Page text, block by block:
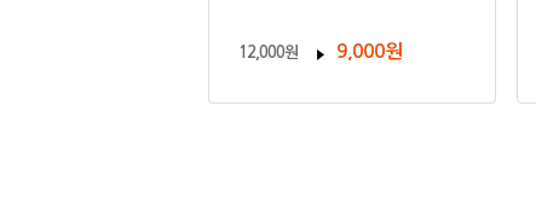
12,000원 9,000원